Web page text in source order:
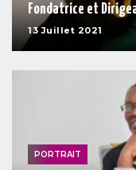
Fondatrice et
13 Juillet 2021
PORTRAIT